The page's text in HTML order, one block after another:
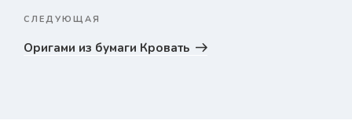
Следующая
запись
СЛЕДУЮЩАЯ
Оригами из бумаги Кровать